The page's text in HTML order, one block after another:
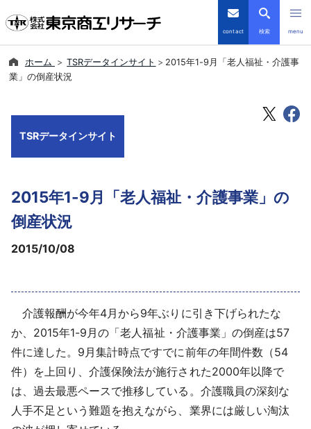
contact 検索 menu
導入事例
採用情報
よくあるご質問
English
ホーム TSRデータインサイト
2015年1-9月「老人福祉・介護事
業」の倒産状況
TSRデータインサイト
2015年1-9月「老人福祉・介護事業」の
倒産状況
2015/10/08
介護報酬が今年4月から9年ぶりに引き下げられたな
か、2015年1-9月の「老人福祉・介護事業」の倒産は57
件に達した。9月集計時点ですでに前年の年間件数（54
件）を上回り、介護保険法が施行された2000年以降で
は、過去最悪ペースで推移している。介護職員の深刻な
人手不足という難題を抱えながら、業界には厳しい淘汰